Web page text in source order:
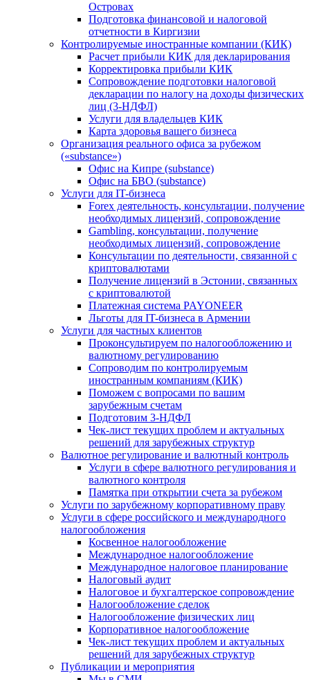
Островах
Подготовка финансовой и налоговой
отчетности в Киргизии
Контролируемые иностранные компании (КИК)
Расчет прибыли КИК для декларирования
Корректировка прибыли КИК
Сопровождение подготовки налоговой
декларации по налогу на доходы физических
лиц (3-НДФЛ)
Услуги для владельцев КИК
Карта здоровья вашего бизнеса
Организация реального офиса за рубежом
(«substance»)
Офис на Кипре (substance)
Офис на БВО (substance)
Услуги для IT-бизнеса
Forex деятельность, консультации, получение
необходимых лицензий, сопровождение
Gambling, консультации, получение
необходимых лицензий, сопровождение
Консультации по деятельности, связанной с
криптовалютами
Получение лицензий в Эстонии, связанных
с криптовалютой
Платежная система PAYONEER
Льготы для IT-бизнеса в Армении
Услуги для частных клиентов
Проконсультируем по налогообложению и
валютному регулированию
Сопроводим по контролируемым
иностранным компаниям (КИК)
Поможем с вопросами по вашим
зарубежным счетам
Подготовим 3-НДФЛ
Чек-лист текущих проблем и актуальных
решений для зарубежных структур
Валютное регулирование и валютный контроль
Услуги в сфере валютного регулирования и
валютного контроля
Памятка при открытии счета за рубежом
Услуги по зарубежному корпоративному праву
Услуги в сфере российского и международного
налогообложения
Косвенное налогообложение
Международное налогообложение
Международное налоговое планирование
Налоговый аудит
Налоговое и бухгалтерское сопровождение
Налогообложение сделок
Налогообложение физических лиц
Корпоративное налогообложение
Чек-лист текущих проблем и актуальных
решений для зарубежных структур
Публикации и мероприятия